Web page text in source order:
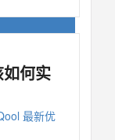
何实
最新优